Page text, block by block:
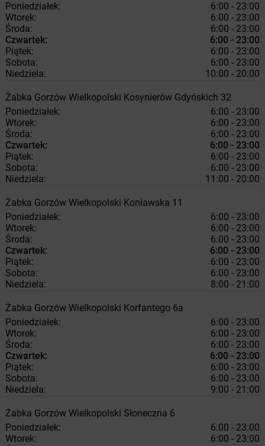
Poniedziałek:
6:00 - 23:00
Wtorek:
6:00 - 23:00
Środa:
6:00 - 23:00
Czwartek:
6:00 - 23:00
Piątek:
6:00 - 23:00
Sobota:
6:00 - 23:00
Niedziela:
10:00 - 20:00
Żabka Gorzów Wielkopolski Kosynierów Gdyńskich 32
Poniedziałek:
6:00 - 23:00
Wtorek:
6:00 - 23:00
Środa:
6:00 - 23:00
Czwartek:
6:00 - 23:00
Piątek:
6:00 - 23:00
Sobota:
6:00 - 23:00
Niedziela:
11:00 - 20:00
Żabka Gorzów Wielkopolski Koniawska 11
Poniedziałek:
6:00 - 23:00
Wtorek:
6:00 - 23:00
Środa:
6:00 - 23:00
Czwartek:
6:00 - 23:00
Piątek:
6:00 - 23:00
Sobota:
6:00 - 23:00
Niedziela:
8:00 - 21:00
Żabka Gorzów Wielkopolski Korfantego 6a
Poniedziałek:
6:00 - 23:00
Wtorek:
6:00 - 23:00
Środa:
6:00 - 23:00
Czwartek:
6:00 - 23:00
Piątek:
6:00 - 23:00
Sobota:
6:00 - 23:00
Niedziela:
9:00 - 21:00
Żabka Gorzów Wielkopolski Słoneczna 6
Poniedziałek:
6:00 - 23:00
Wtorek:
6:00 - 23:00